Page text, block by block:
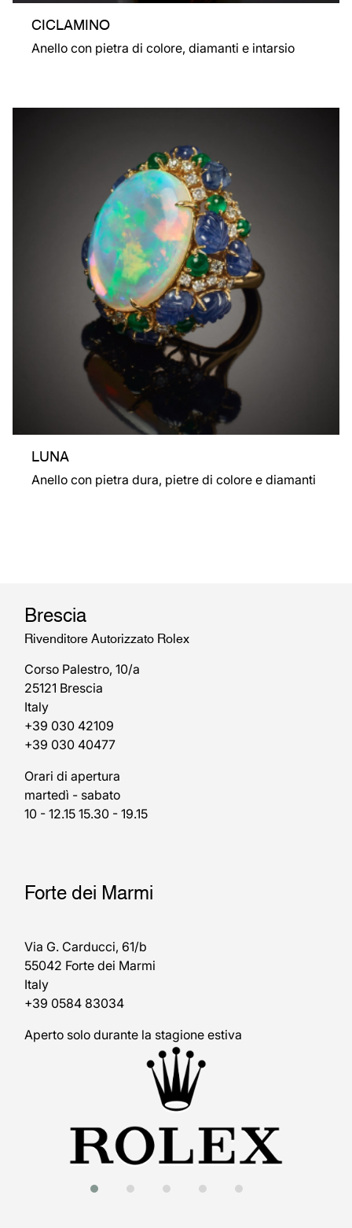
CICLAMINO
Anello con pietra di colore, diamanti e intarsio
LUNA
Anello con pietra dura, pietre di colore e diamanti
Brescia
Rivenditore Autorizzato Rolex
Corso Palestro, 10/a
25121 Brescia
Italy
+39 030 42109
+39 030 40477
Orari di apertura
martedì - sabato
10 - 12.15 15.30 - 19.15
Forte dei Marmi
Via G. Carducci, 61/b
55042 Forte dei Marmi
Italy
+39 0584 83034
Aperto solo durante la stagione estiva